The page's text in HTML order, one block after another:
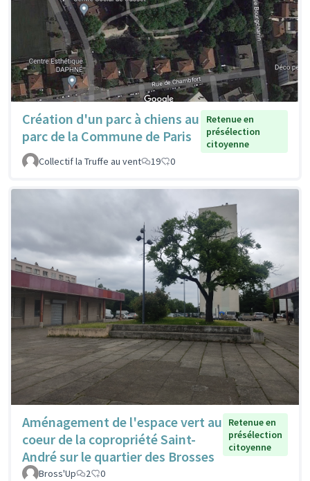
Création d'un parc à chiens au
parc de la Commune de Paris
Retenue en
présélection
citoyenne
Collectif la Truffe au vent
19 0
Aménagement de l'espace vert au
coeur de la copropriété Saint-
André sur le quartier des Brosses
Retenue en
présélection
citoyenne
Bross'Up 2 0